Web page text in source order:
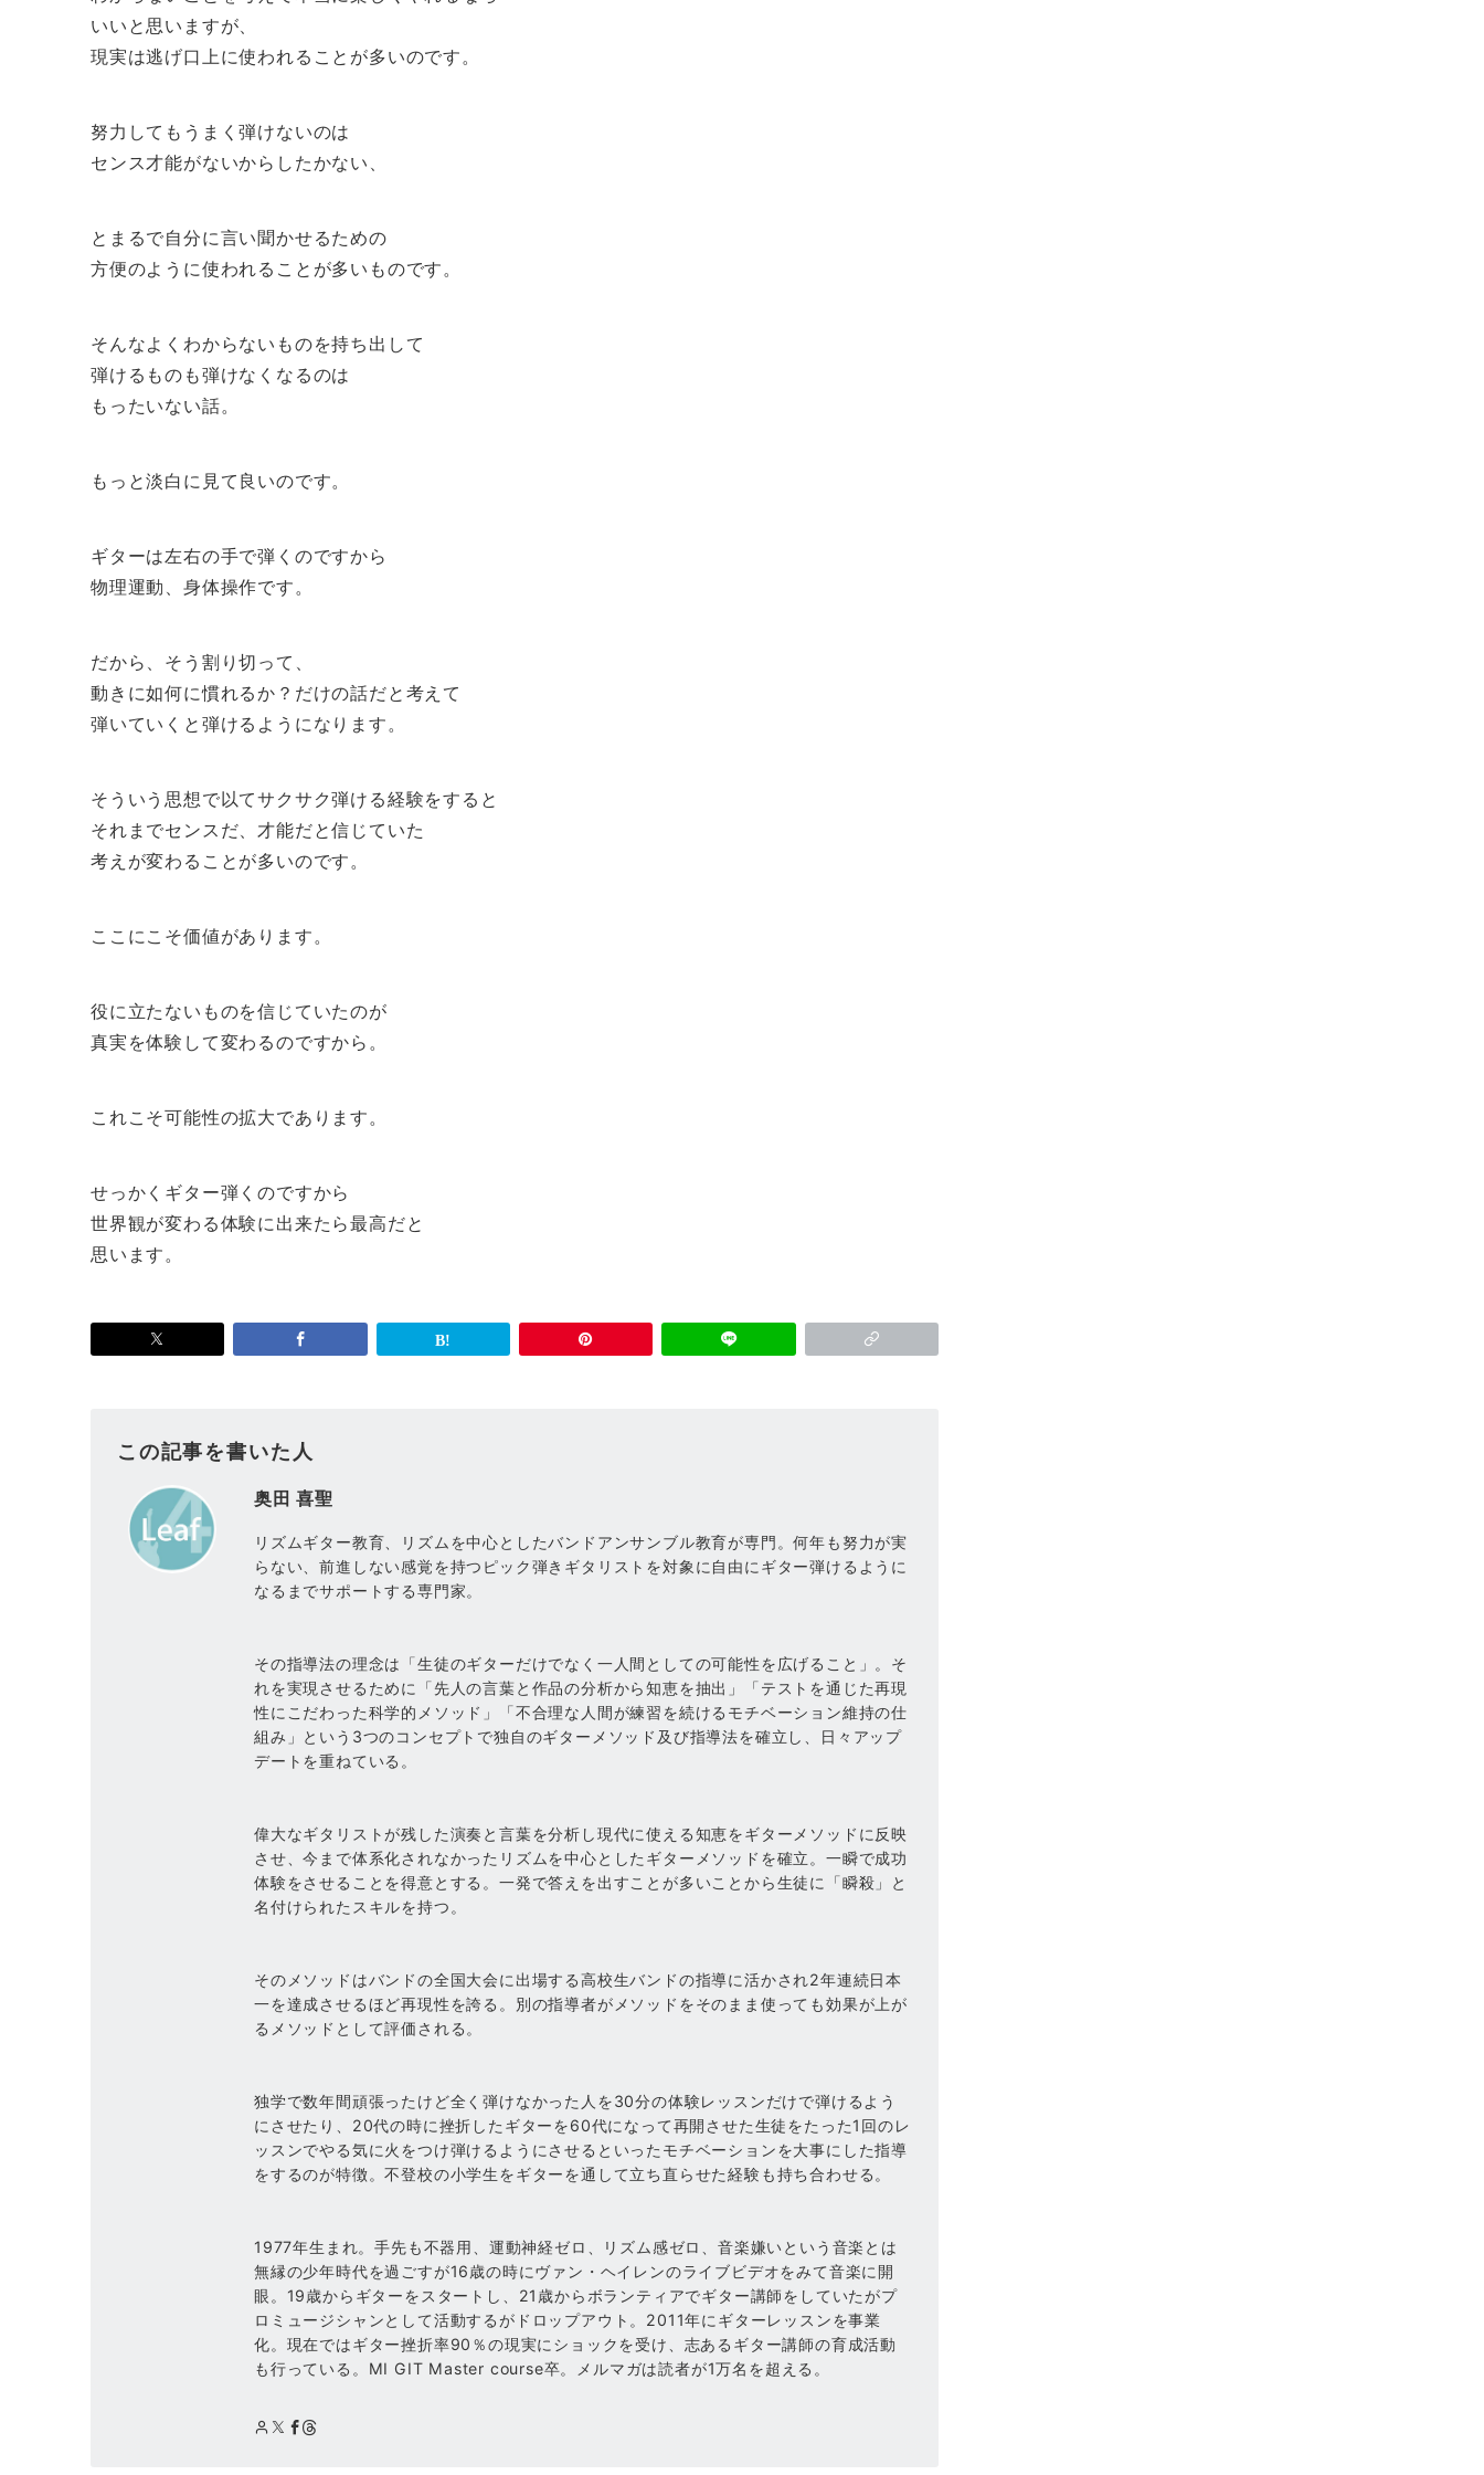
いいと思いますが、
現実は逃げ口上に使われることが多いのです。
努力してもうまく弾けないのは
センス才能がないからしたかない、
とまるで自分に言い聞かせるための
方便のように使われることが多いものです。
そんなよくわからないものを持ち出して
弾けるものも弾けなくなるのは
もったいない話。
もっと淡白に見て良いのです。
ギターは左右の手で弾くのですから
物理運動、身体操作です。
だから、そう割り切って、
動きに如何に慣れるか？だけの話だと考えて
弾いていくと弾けるようになります。
そういう思想で以てサクサク弾ける経験をすると
それまでセンスだ、才能だと信じていた
考えが変わることが多いのです。
ここにこそ価値があります。
役に立たないものを信じていたのが
真実を体験して変わるのですから。
これこそ可能性の拡大であります。
せっかくギター弾くのですから
世界観が変わる体験に出来たら最高だと
思います。
この記事を書いた人
奥田 喜聖
リズムギター教育、リズムを中心としたバンドアンサンブル教育が専門。何年も努力が実
らない、前進しない感覚を持つピック弾きギタリストを対象に自由にギター弾けるように
なるまでサポートする専門家。
その指導法の理念は「生徒のギターだけでなく一人間としての可能性を広げること」。そ
れを実現させるために「先人の言葉と作品の分析から知恵を抽出」「テストを通じた再現
性にこだわった科学的メソッド」「不合理な人間が練習を続けるモチベーション維持の仕
組み」という3つのコンセプトで独自のギターメソッド及び指導法を確立し、日々アップ
デートを重ねている。
偉大なギタリストが残した演奏と言葉を分析し現代に使える知恵をギターメソッドに反映
させ、今まで体系化されなかったリズムを中心としたギターメソッドを確立。一瞬で成功
体験をさせることを得意とする。一発で答えを出すことが多いことから生徒に「瞬殺」と
名付けられたスキルを持つ。
そのメソッドはバンドの全国大会に出場する高校生バンドの指導に活かされ2年連続日本
一を達成させるほど再現性を誇る。別の指導者がメソッドをそのまま使っても効果が上が
るメソッドとして評価される。
独学で数年間頑張ったけど全く弾けなかった人を30分の体験レッスンだけで弾けるよう
にさせたり、20代の時に挫折したギターを60代になって再開させた生徒をたった1回のレ
ッスンでやる気に火をつけ弾けるようにさせるといったモチベーションを大事にした指導
をするのが特徴。不登校の小学生をギターを通して立ち直らせた経験も持ち合わせる。
1977年生まれ。手先も不器用、運動神経ゼロ、リズム感ゼロ、音楽嫌いという音楽とは
無縁の少年時代を過ごすが16歳の時にヴァン・ヘイレンのライブビデオをみて音楽に開
眼。19歳からギターをスタートし、21歳からボランティアでギター講師をしていたがプ
ロミュージシャンとして活動するがドロップアウト。2011年にギターレッスンを事業
化。現在ではギター挫折率90％の現実にショックを受け、志あるギター講師の育成活動
も行っている。MI GIT Master course卒。メルマガは読者が1万名を超える。